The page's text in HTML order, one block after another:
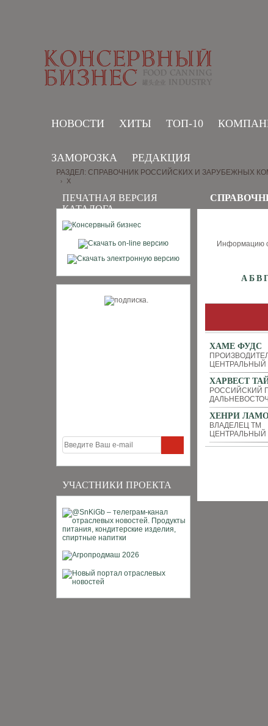
НОВОСТИ ХИТЫ ТОП-10
ЗАМОРОЗКА РЕДАКЦИЯ
ПЕЧАТНАЯ ВЕРСИЯ
КАТАЛОГА
УЧАСТНИКИ ПРОЕКТА
РАЗДЕЛ: СПРАВОЧНИК РОССИЙСКИХ И ЗАРУБЕЖНЫХ
› Х
Информацию
А Б В Г
ХАМЕ ФУДС
ХАРВЕСТ
РОССИЙСКИЙ
ХЕНРИ
ВЛАДЕЛЕЦ ТМ